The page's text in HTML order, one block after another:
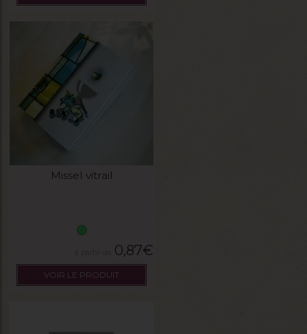
Missel vitrail
0,87€
VOIR LE PRODUIT